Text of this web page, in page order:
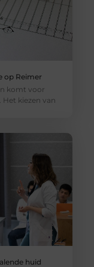
op Reimer
komt voor
kiezen van
huid